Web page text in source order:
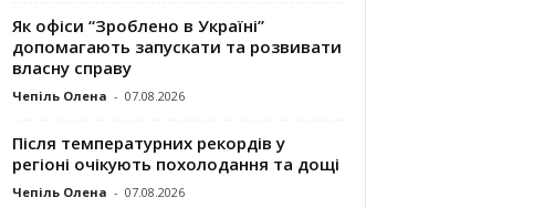
Як офіси “Зроблено в Україні”
допомагають запускaти та розвивати
власну справу
Чепіль Олена - 07.08.2026
Після температурних рекордів у
регіоні очікують похолодання та дощі
Чепіль Олена - 07.08.2026